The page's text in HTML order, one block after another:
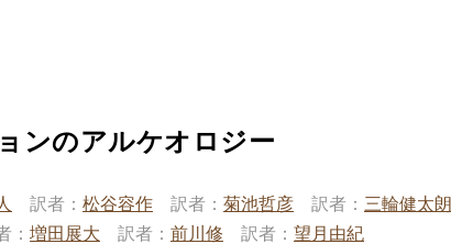
ンのアルケオロジー
訳者 松谷容作 訳者 菊池哲彦 訳者
三輪健太朗
増田展大 訳者 前川修 訳者 望月由紀